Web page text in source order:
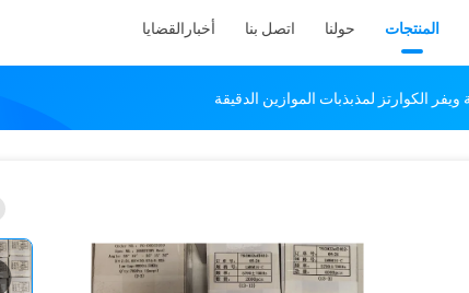
المنتجات حولنا اتصل بنا أخبار القضايا